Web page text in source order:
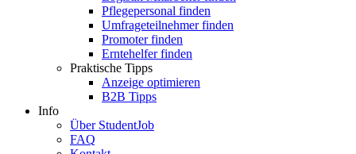
Pflegepersonal finden
Umfrageteilnehmer finden
Promoter finden
Erntehelfer finden
Praktische Tipps
Anzeige optimieren
B2B Tipps
Info
Über StudentJob
FAQ